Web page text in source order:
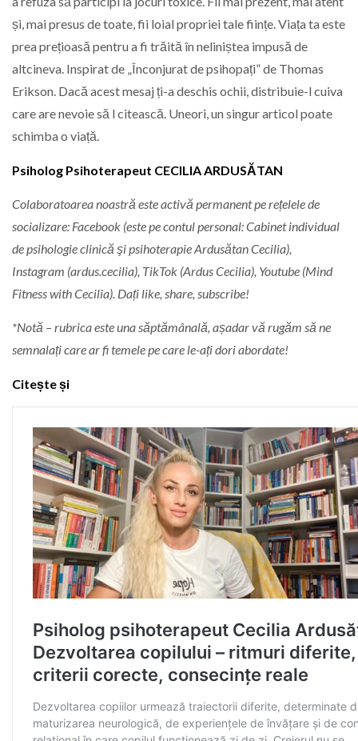
și, mai presus de toate, fii loial propriei tale ființe. Viața ta este
prea prețioasă pentru a fi trăită în neliniștea impusă de
altcineva. Inspirat de „Înconjurat de psihopați” de Thomas
Erikson. Dacă acest mesaj ți-a deschis ochii, distribuie-l cuiva
care are nevoie să l citească. Uneori, un singur articol poate
schimba o viață.
Psiholog Psihoterapeut CECILIA ARDUSĂTAN
Colaboratoarea noastră este activă permanent pe rețelele de
socializare: Facebook (este pe contul personal: Cabinet individual
de psihologie clinică şi psihoterapie Ardusătan Cecilia),
Instagram (ardus.cecilia), TikTok (Ardus Cecilia), Youtube (Mind
Fitness with Cecilia). Dați like, share, subscribe!
*Notă – rubrica este una săptămânală, așadar vă rugăm să ne
semnalați care ar fi temele pe care le-ați dori abordate!
Citește și